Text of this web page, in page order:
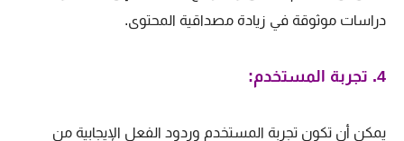
دراسات موثوقة في زيادة مصداقية المحتوى.
4. تجربة المستخدم:
يمكن أن تكون تجربة المستخدم وردود الفعل الإيجابية من